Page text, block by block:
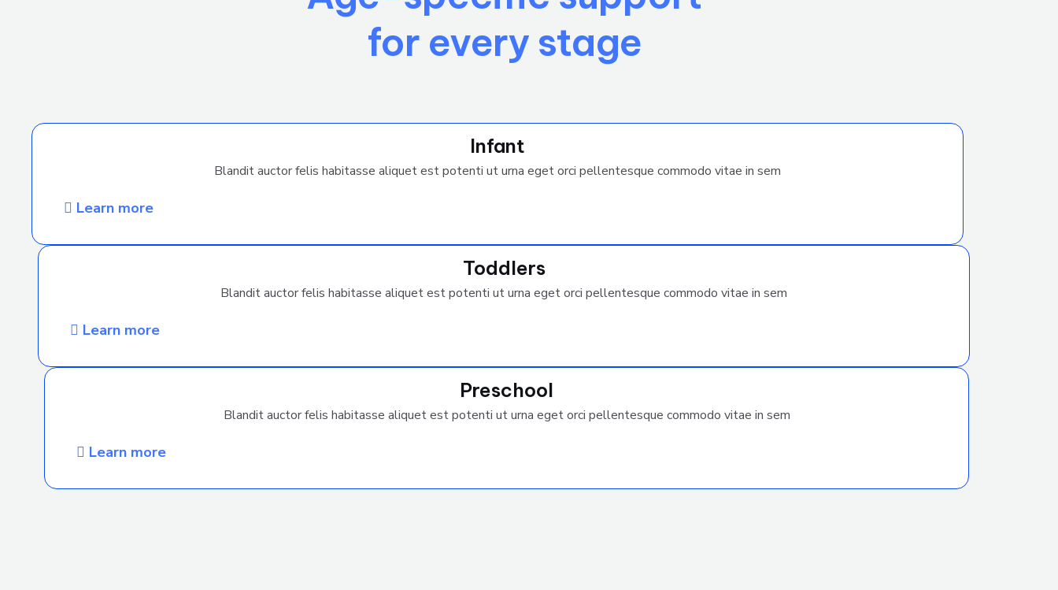
for every stage
Infant
Blandit auctor felis habitasse aliquet est potenti ut urna eget orci pellentesque commodo vitae in sem
Learn more
Toddlers
Blandit auctor felis habitasse aliquet est potenti ut urna eget orci pellentesque commodo vitae in sem
Learn more
Preschool
Blandit auctor felis habitasse aliquet est potenti ut urna eget orci pellentesque commodo vitae in sem
Learn more